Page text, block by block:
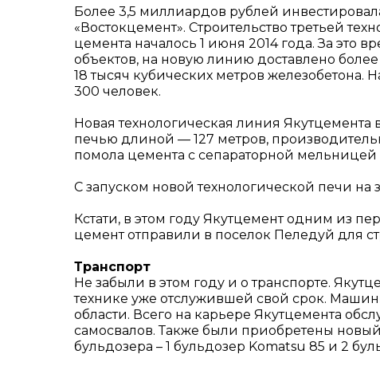
Более 3,5 миллиардов рублей
«Востокцемент». Строительство третьей
цемента началось 1 июня 2014 года. За это
объектов, на новую линию доставлено
18 тысяч кубических метров железобетона.
300 человек.
Новая технологическая линия
печью длиной — 127 метров,
помола цемента с сепараторной мельницей
С запуском новой технологической печи на
Кстати, в этом году Якутцемент одним из
цемент отправили в поселок Пеледуй для
Транспорт
Не забыли в этом году и о транспорте.
технике уже отслужившей свой срок.
области. Всего на карьере Якутцемента
самосвалов. Также были приобретены
бульдозера – 1 бульдозер Komatsu 85 и 2